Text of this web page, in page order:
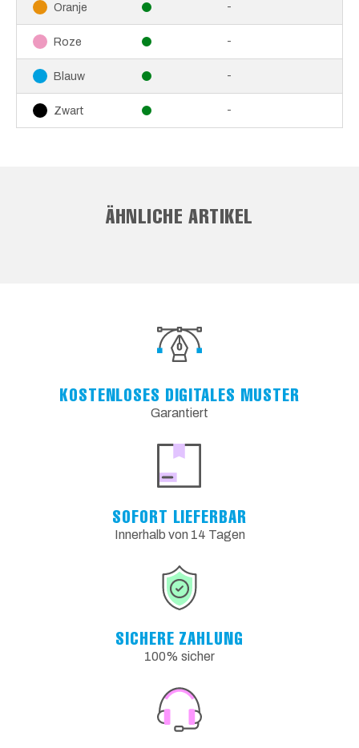
Oranje -
Roze -
Blauw -
Zwart -
ÄHNLICHE ARTIKEL
KOSTENLOSES DIGITALES MUSTER
Garantiert
SOFORT LIEFERBAR
Innerhalb von 14 Tagen
SICHERE ZAHLUNG
100% sicher